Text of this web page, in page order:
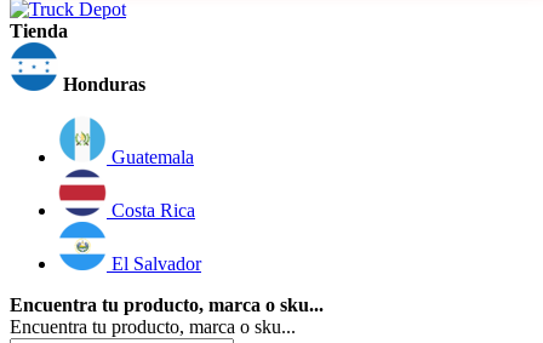
Tienda
Honduras
Guatemala
Costa Rica
El Salvador
Encuentra tu producto, marca o sku...
Encuentra tu producto, marca o sku...